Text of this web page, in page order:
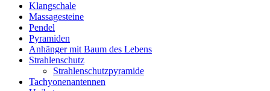
Klangschale
Massagesteine
Pendel
Pyramiden
Anhänger mit Baum des Lebens
Strahlenschutz
Strahlenschutzpyramide
Tachyonenantennen